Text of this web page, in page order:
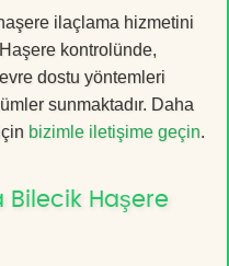
ilaçlama hizmetini
kontrolünde,
dostu yöntemleri
sunmaktadır. Daha
bizimle iletişime geçin.
Bilecik Haşere